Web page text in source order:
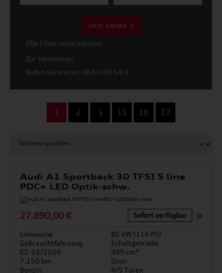
JETZT SUCHEN
Alle Filter zurücksetzen
Zur Homepage
Rufen Sie uns an: 0841/49 14-0
1 2 3 15 16 17
Audi A1 Sportback 30 TFSI S line
PDC+ LED Optik-schw.
27.890,00 € Sofort verfügbar
Limousine
85 kW (116 PS)
Gebrauchtfahrzeug
Schaltgetriebe
EZ: 02/2026
999 cm³
7.150 km
Grün
Benzin
4/5 Türen